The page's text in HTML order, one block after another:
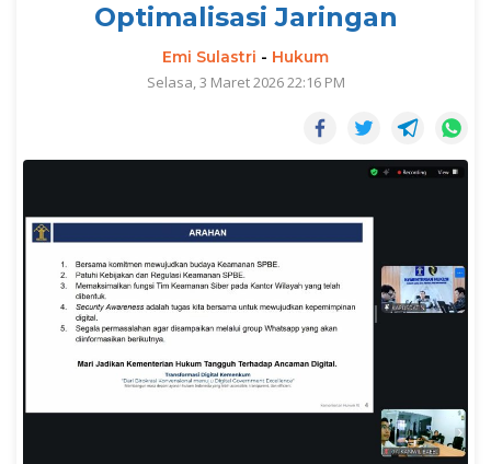
Optimalisasi Jaringan
Emi Sulastri - Hukum
Selasa, 3 Maret 2026 22:16 PM